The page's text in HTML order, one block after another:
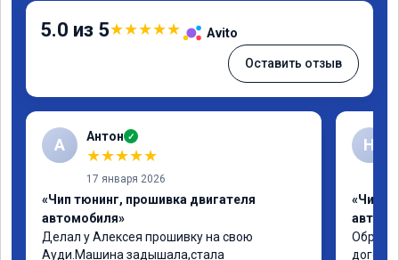
5.0 из 5★★★★★ Avito
Оставить отзыв
А Антон ✓
★★★★★
17 января 2026
«Чип тюнинг, прошивка двигателя
автомобиля»
Делал у Алексея прошивку на свою
Ауди.Машина задышала,стала
Н
«Чип